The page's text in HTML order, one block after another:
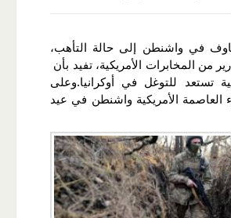
في واشنطن إلى حالة التأهب،
من المخابرات الأمريكية، تفيد بأن
تستعد للتوغل في أوكرانيا.وعلى
العاصمة الأمريكية واشنطن في عيد